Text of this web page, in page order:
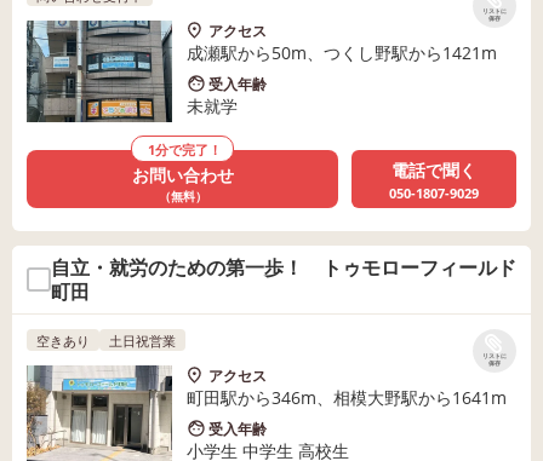
リストに
保存
アクセス
成瀬駅から50m、つくし野駅から1421m
受入年齢
未就学
1分で完了！
お問い合わせ
（無料）
電話で聞く
050-1807-9029
自立・就労のための第一歩！ トゥモローフィールド
町田
リストに
保存
空きあり 土日祝営業
アクセス
町田駅から346m、相模大野駅から1641m
受入年齢
小学生 中学生 高校生